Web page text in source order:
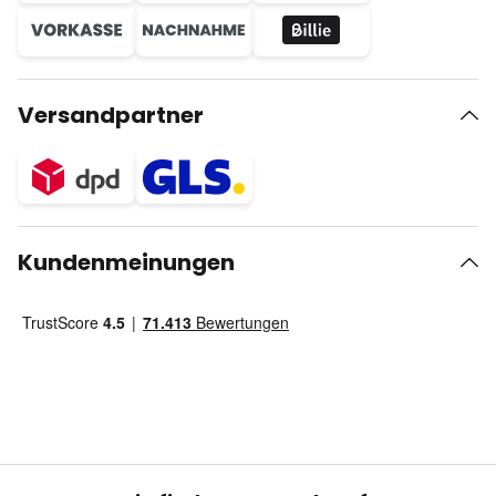
Versandpartner
Kundenmeinungen